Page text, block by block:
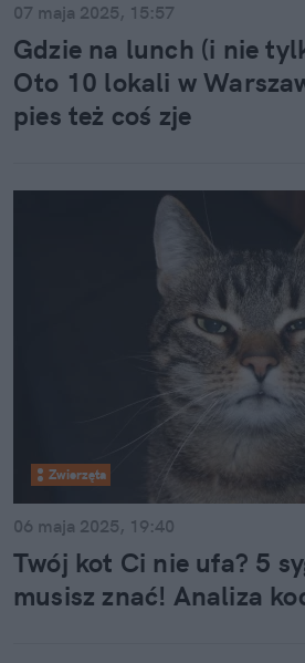
07 maja 2025, 15:57
Gdzie na lunch (i nie
Oto 10 lokali w
pies też coś zje
Zwierzęta
06 maja 2025, 19:40
Twój kot Ci nie ufa? 5
musisz znać! Analiza